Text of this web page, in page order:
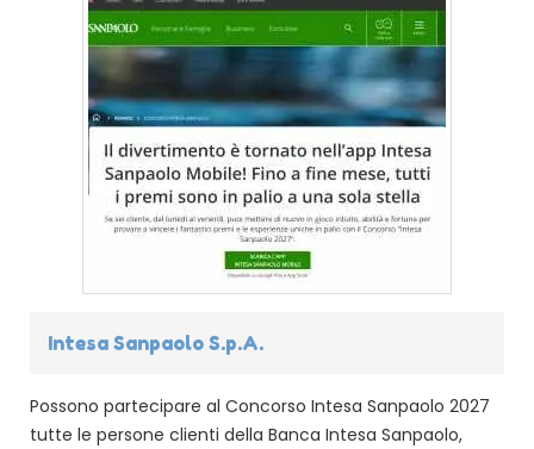
Intesa Sanpaolo S.p.A.
Possono partecipare al Concorso Intesa Sanpaolo 2027
tutte le persone clienti della Banca Intesa Sanpaolo,